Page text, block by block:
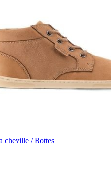
cheville / Bottes